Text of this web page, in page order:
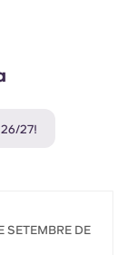
27!
SETEMBRE DE